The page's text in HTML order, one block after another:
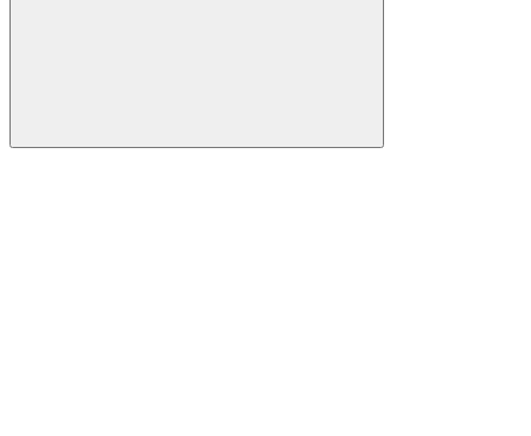
Buscar